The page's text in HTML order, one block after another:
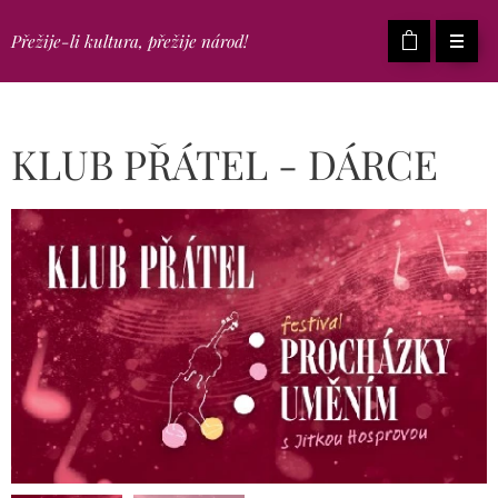
Přežije-li kultura, přežije národ!
KLUB PŘÁTEL - DÁRCE